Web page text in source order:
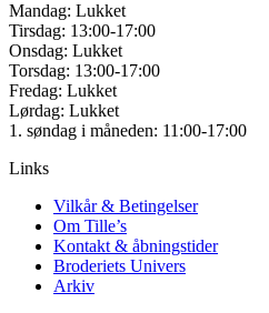
Mandag: Lukket
Tirsdag: 13:00-17:00
Onsdag: Lukket
Torsdag: 13:00-17:00
Fredag: Lukket
Lørdag: Lukket
1. søndag i måneden: 11:00-17:00
Links
Vilkår & Betingelser
Om Tille’s
Kontakt & åbningstider
Broderiets Univers
Arkiv